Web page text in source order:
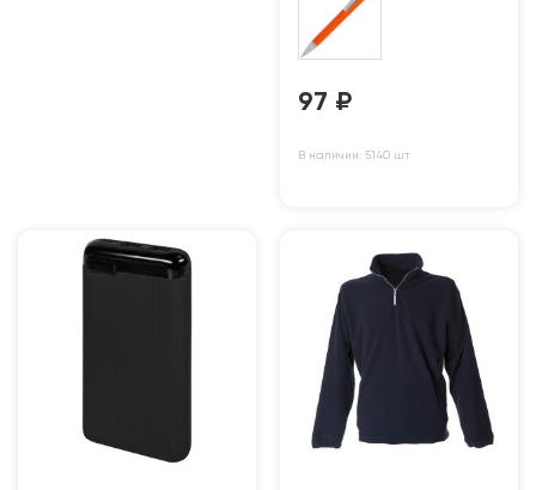
97 ₽
В наличии: 5140 шт